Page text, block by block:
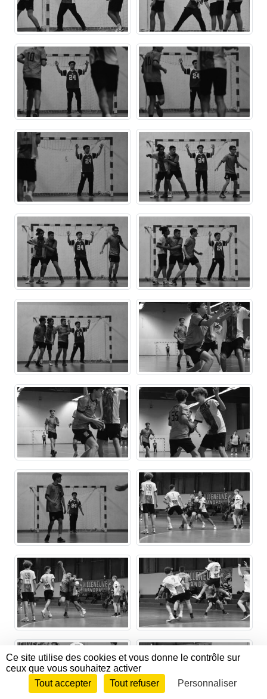
Envie de participer ? CONNEXION
Ce site utilise des cookies et vous donne le contrôle sur
ceux que vous souhaitez activer
Tout accepter
Tout refuser Personnaliser